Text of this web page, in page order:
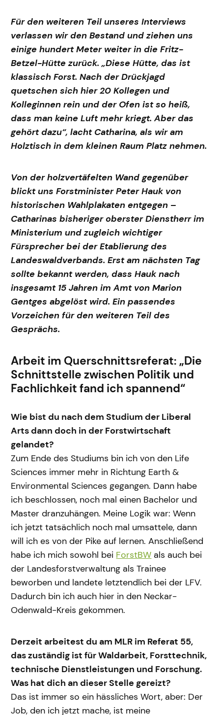
Für den weiteren Teil unseres Interviews
verlassen wir den Bestand und ziehen uns
einige hundert Meter weiter in die Fritz-
Betzel-Hütte zurück. „Diese Hütte, das ist
klassisch Forst. Nach der Drückjagd
quetschen sich hier 20 Kollegen und
Kolleginnen rein und der Ofen ist so heiß,
dass man keine Luft mehr kriegt. Aber das
gehört dazu“, lacht Catharina, als wir am
Holztisch in dem kleinen Raum Platz nehmen.
Von der holzvertäfelten Wand gegenüber
blickt uns Forstminister Peter Hauk von
historischen Wahlplakaten entgegen –
Catharinas bisheriger oberster Dienstherr im
Ministerium und zugleich wichtiger
Fürsprecher bei der Etablierung des
Landeswaldverbands. Erst am nächsten Tag
sollte bekannt werden, dass Hauk nach
insgesamt 15 Jahren im Amt von Marion
Gentges abgelöst wird. Ein passendes
Vorzeichen für den weiteren Teil des
Gesprächs.
Arbeit im Querschnittsreferat: „Die
Schnittstelle zwischen Politik und
Fachlichkeit fand ich spannend“
Wie bist du nach dem Studium der Liberal
Arts dann doch in der Forstwirtschaft
gelandet?
Zum Ende des Studiums bin ich von den Life
Sciences immer mehr in Richtung Earth &
Environmental Sciences gegangen. Dann habe
ich beschlossen, noch mal einen Bachelor und
Master dranzuhängen. Meine Logik war: Wenn
ich jetzt tatsächlich noch mal umsattele, dann
will ich es von der Pike auf lernen. Anschließend
habe ich mich sowohl bei ForstBW als auch bei
der Landesforstverwaltung als Trainee
beworben und landete letztendlich bei der LFV.
Dadurch bin ich auch hier in den Neckar-
Odenwald-Kreis gekommen.
Derzeit arbeitest du am MLR im Referat 55,
das zuständig ist für Waldarbeit, Forsttechnik,
technische Dienstleistungen und Forschung.
Was hat dich an dieser Stelle gereizt?
Das ist immer so ein hässliches Wort, aber: Der
Job, den ich jetzt mache, ist meine